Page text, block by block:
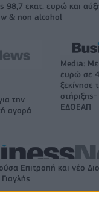
98,7 εκατ. ευρώ και
& non alcohol
την
αγορά
Media: Με
ευρώ σε
ξεκίνησε
ΕΔΟΕΑΠ
Επιτροπή και νέο